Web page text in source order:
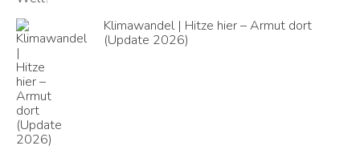
Klimawandel | Hitze hier – Armut dort
(Update 2026)